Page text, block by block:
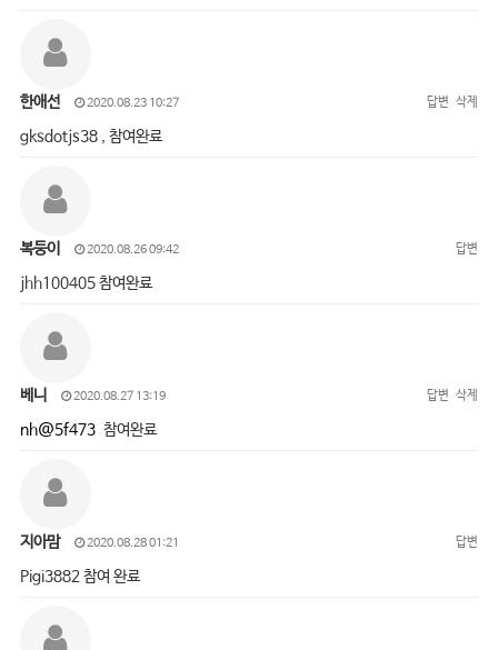
한애선 2020.08.23 10:27 답변 삭제
gksdotjs38 , 참여완료
복둥이 2020.08.26 09:42 답변
jhh100405 참여완료
베니 2020.08.27 13:19 답변 삭제
nh@5f473참여완료
지아맘 2020.08.28 01:21 답변
Pigi3882 참여 완료